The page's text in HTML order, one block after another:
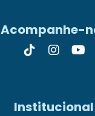
Acompanhe-
Institucional